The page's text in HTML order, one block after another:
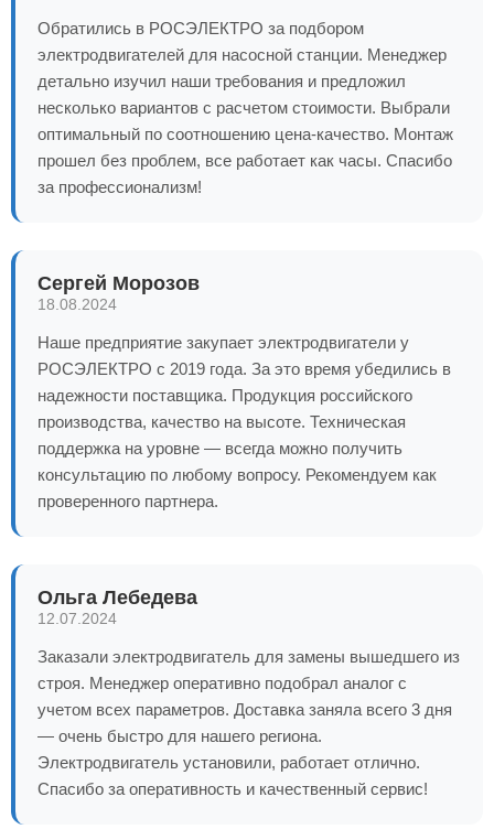
Обратились в РОСЭЛЕКТРО за подбором
электродвигателей для насосной станции. Менеджер
детально изучил наши требования и предложил
несколько вариантов с расчетом стоимости. Выбрали
оптимальный по соотношению цена-качество. Монтаж
прошел без проблем, все работает как часы. Спасибо
за профессионализм!
Сергей Морозов
18.08.2024
Наше предприятие закупает электродвигатели у
РОСЭЛЕКТРО с 2019 года. За это время убедились в
надежности поставщика. Продукция российского
производства, качество на высоте. Техническая
поддержка на уровне — всегда можно получить
консультацию по любому вопросу. Рекомендуем как
проверенного партнера.
Ольга Лебедева
12.07.2024
Заказали электродвигатель для замены вышедшего из
строя. Менеджер оперативно подобрал аналог с
учетом всех параметров. Доставка заняла всего 3 дня
— очень быстро для нашего региона.
Электродвигатель установили, работает отлично.
Спасибо за оперативность и качественный сервис!